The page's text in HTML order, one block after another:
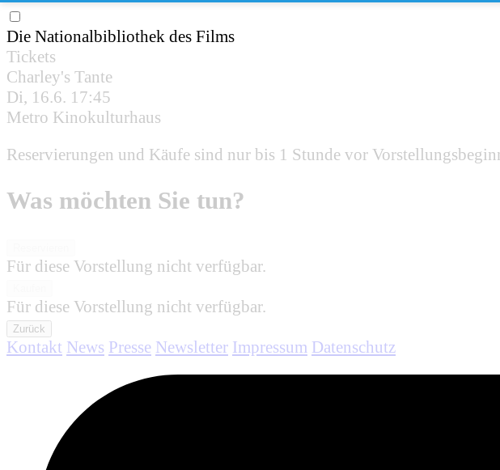
Die Nationalbibliothek des Films
Tickets
Charley's Tante
Di, 16.6. 17:45
Metro Kinokulturhaus
Reservierungen und Käufe sind nur bis 1 Stunde vor
Was möchten Sie tun?
Für diese Vorstellung nicht verfügbar.
Für diese Vorstellung nicht verfügbar.
Zurück
Kontakt News Presse Newsletter Impressum Datenschutz